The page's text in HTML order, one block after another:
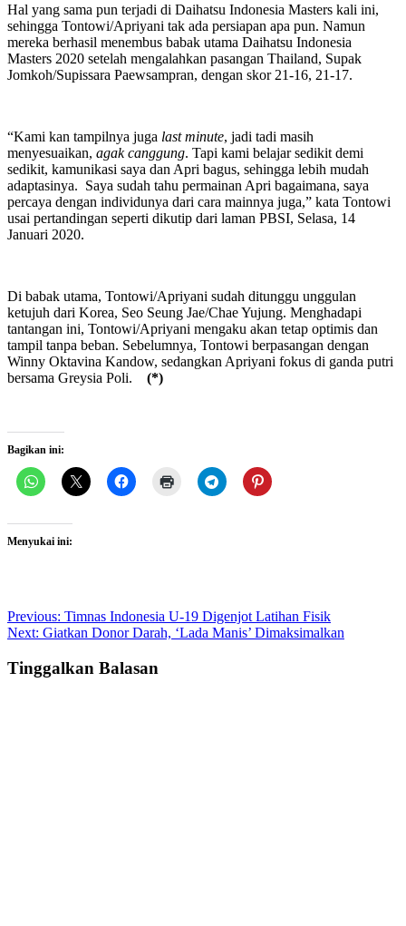
Hal yang sama pun terjadi di Daihatsu Indonesia Masters kali ini,
sehingga Tontowi/Apriyani tak ada persiapan apa pun. Namun
mereka berhasil menembus babak utama Daihatsu Indonesia
Masters 2020 setelah mengalahkan pasangan Thailand, Supak
Jomkoh/Supissara Paewsampran, dengan skor 21-16, 21-17.
“Kami kan tampilnya juga last minute, jadi tadi masih
menyesuaikan, agak canggung. Tapi kami belajar sedikit demi
sedikit, kamunikasi saya dan Apri bagus, sehingga lebih mudah
adaptasinya. Saya sudah tahu permainan Apri bagaimana, saya
percaya dengan individunya dari cara mainnya juga,” kata Tontowi
usai pertandingan seperti dikutip dari laman PBSI, Selasa, 14
Januari 2020.
Di babak utama, Tontowi/Apriyani sudah ditunggu unggulan
ketujuh dari Korea, Seo Seung Jae/Chae Yujung. Menghadapi
tantangan ini, Tontowi/Apriyani mengaku akan tetap optimis dan
tampil tanpa beban. Sebelumnya, Tontowi berpasangan dengan
Winny Oktavina Kandow, sedangkan Apriyani fokus di ganda putri
bersama Greysia Poli. (*)
Bagikan ini:
Menyukai ini:
Post
navigation
Previous: Timnas Indonesia U-19 Digenjot Latihan Fisik
Next: Giatkan Donor Darah, ‘Lada Manis’ Dimaksimalkan
Tinggalkan Balasan